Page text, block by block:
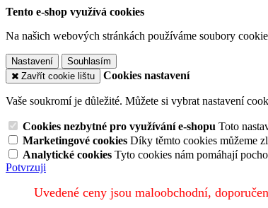
Tento e-shop využívá cookies
Na našich webových stránkách používáme soubory
Nastavení
Souhlasím
Zavřít cookie lištu
Cookies nastavení
Vaše soukromí je důležité. Můžete si vybrat nastavení
Cookies nezbytné pro využívání e-shopu Toto
Marketingové cookies Díky těmto cookies můžeme
Analytické cookies Tyto cookies nám pomáhají
Potvrzuji
Uvedené ceny jsou maloobchodní,